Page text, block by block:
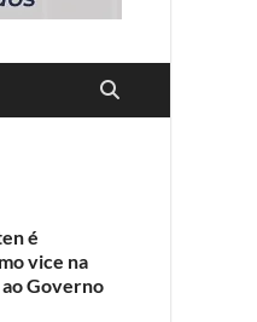
é
vice na
ao Governo